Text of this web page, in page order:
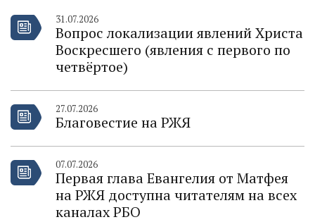
31.07.2026
Вопрос локализации явлений Христа
Воскресшего (явления с первого по
четвёртое)
27.07.2026
Благовестие на РЖЯ
07.07.2026
Первая глава Евангелия от Матфея
на РЖЯ доступна читателям на всех
каналах РБО